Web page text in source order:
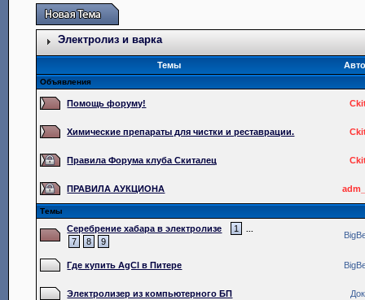
Электролиз и варка
Темы
Объявления
Помощь форуму!
Химические препараты для чистки и реставрации.
Правила Форума клуба Скиталец
ПРАВИЛА АУКЦИОНА
Темы
Серебрение хабара в электролизе 1
7 8 9
Где купить AgCl в Питере
Электролизер из компьютерного БП Док